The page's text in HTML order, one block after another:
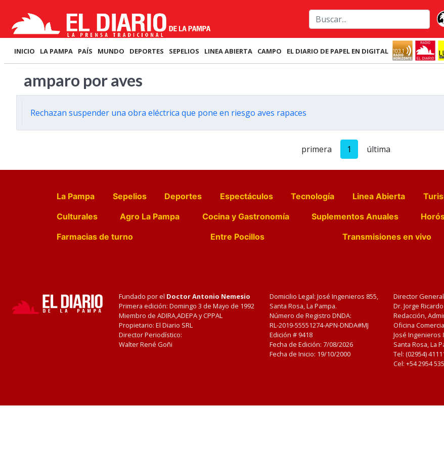
INICIO LA PAMPA PAÍS MUNDO DEPORTES SEPELIOS LINEA ABIERTA CAMPO EL DIARIO DE PAPEL EN DIGITAL
amparo por aves
Rechazan suspender una obra eléctrica que pone en riesgo aves rapaces
primera 1 última
La Pampa Sepelios Deportes Espectáculos Tecnología Linea Abierta
Culturales
Agro La Pampa Cocina y Gastronomía Suplementos Anuales
Farmacias de turno
Entre Pocillos Transmisiones en vivo
Fundado por el Doctor Antonio Nemesio
Primera edición: Domingo 3 de Mayo de 1992
Miembro de ADIRA,ADEPA y CPPAL
Propietario: El Diario SRL
Director Periodístico:
Walter René Goñi
Domicilio Legal: José Ingenieros 855,
Santa Rosa, La Pampa.
Número de Registro DNDA:
RL-2019-55551274-APN-DNDA#MJ
Edición # 9418
Fecha de Edición: 7/08/2026
Fecha de Inicio: 19/10/2000
Director
Dr. Jorge
Redacción,
Oficina
José Ingenieros
Santa Rosa, La
Tel: (02954)
Cel: +54 2954